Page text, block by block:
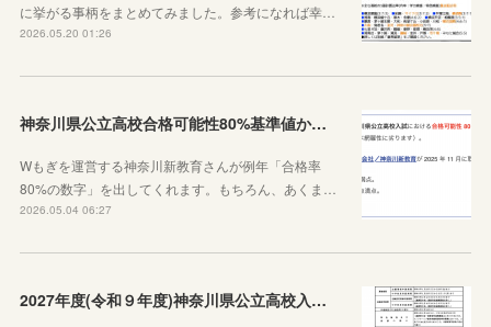
に挙がる事柄をまとめてみました。参考になれば幸…
2026.05.20 01:26
神奈川県公立高校合格可能性80%基準値からわかること
Wもぎを運営する神奈川新教育さんが例年「合格率
80%の数字」を出してくれます。もちろん、あくま…
2026.05.04 06:27
2027年度(令和９年度)神奈川県公立高校入試日程が決定しました！